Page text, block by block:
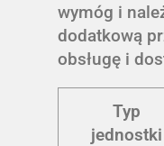
wymóg i
dodatkową
obsługę i
Typ
jednostki